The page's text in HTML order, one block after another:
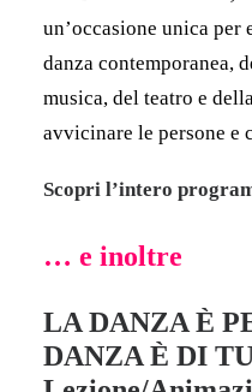
un’occasione unica
danza contemporanea,
musica, del teatro e
avvicinare le persone e
Scopri l’intero
… e inoltre
LA DANZA È
DANZA È DI